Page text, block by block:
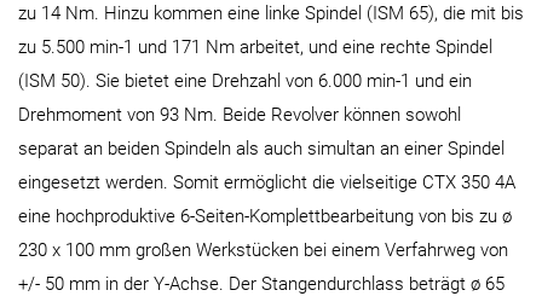
zu 14 Nm. Hinzu kommen eine linke Spindel (ISM 65), die mit bis
zu 5.500 min-1 und 171 Nm arbeitet, und eine rechte Spindel
(ISM 50). Sie bietet eine Drehzahl von 6.000 min-1 und ein
Drehmoment von 93 Nm. Beide Revolver können sowohl
separat an beiden Spindeln als auch simultan an einer Spindel
eingesetzt werden. Somit ermöglicht die vielseitige CTX 350 4A
eine hochproduktive 6-Seiten-Komplettbearbeitung von bis zu ø
230 x 100 mm großen Werkstücken bei einem Verfahrweg von
+/- 50 mm in der Y-Achse. Der Stangendurchlass beträgt ø 65